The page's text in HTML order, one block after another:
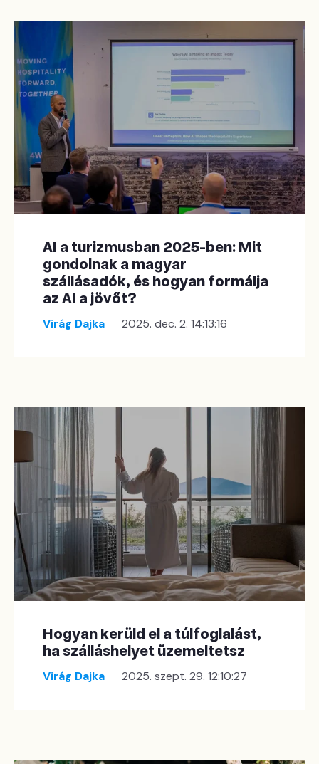
AI a turizmusban 2025-ben: Mit
gondolnak a magyar
szállásadók, és hogyan formálja
az AI a jövőt?
Virág Dajka 2025. dec. 2. 14:13:16
Hogyan kerüld el a túlfoglalást,
ha szálláshelyet üzemeltetsz
Virág Dajka 2025. szept. 29. 12:10:27